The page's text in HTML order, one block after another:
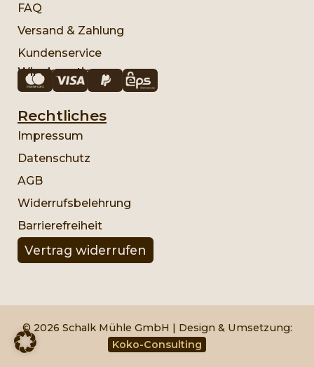
FAQ
Versand & Zahlung
Kundenservice
Wir akzeptieren:
Rechtliches
Impressum
Datenschutz
AGB
Widerrufsbelehrung
Barrierefreiheit
Vertrag widerrufen
© 2026 Schalk Mühle GmbH | Design & Umsetzung:
Koko-Consulting